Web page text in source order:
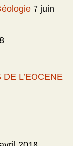
7 juin
L’EOCENE